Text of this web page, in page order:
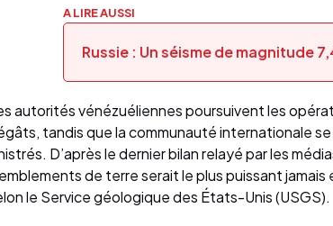
A LIRE AUSSI
Russie : Un séisme de magnitude
autorités vénézuéliennes poursuivent les
tandis que la communauté internationale se
D’après le dernier bilan relayé par les
de terre serait le plus puissant jamais
le Service géologique des États-Unis (USGS).